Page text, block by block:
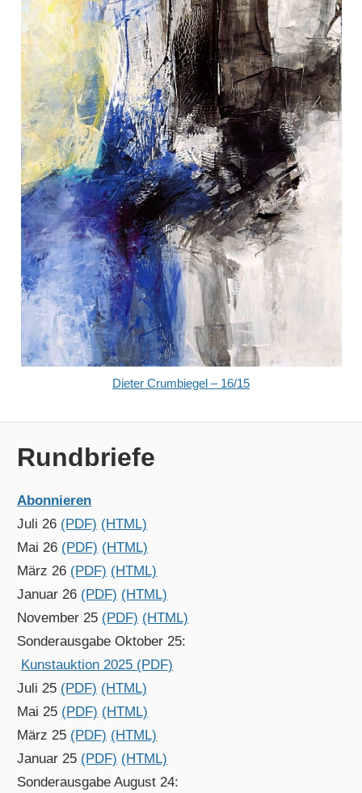
Dieter Crumbiegel – 16/15
Rundbriefe
Abonnieren
Juli 26 (PDF) (HTML)
Mai 26 (PDF) (HTML)
März 26 (PDF) (HTML)
Januar 26 (PDF) (HTML)
November 25 (PDF) (HTML)
Sonderausgabe Oktober 25:
Kunstauktion 2025 (PDF)
Juli 25 (PDF) (HTML)
Mai 25 (PDF) (HTML)
März 25 (PDF) (HTML)
Januar 25 (PDF) (HTML)
Sonderausgabe August 24: